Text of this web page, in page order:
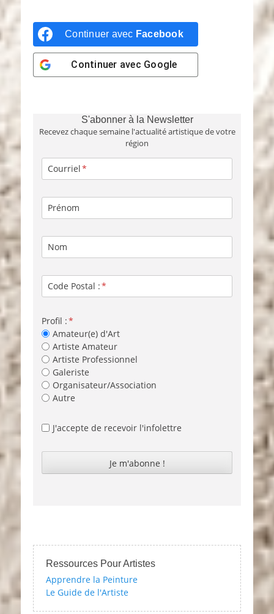
Continuer avec Facebook
Continuer avec Google
S'abonner à la Newsletter
Recevez chaque semaine l'actualité artistique de votre
région
Courriel
Prénom
Nom
Code Postal :
Profil :
Amateur(e) d'Art
Artiste Amateur
Artiste Professionnel
Galeriste
Organisateur/Association
Autre
J'accepte de recevoir l'infolettre
Ressources Pour Artistes
Apprendre la Peinture
Le Guide de l'Artiste